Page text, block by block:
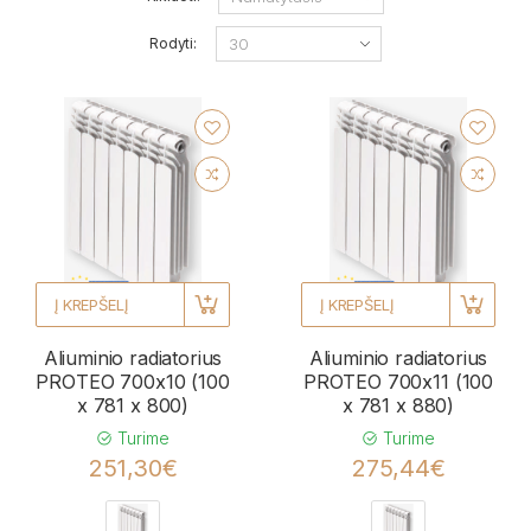
Rodyti:
Į KREPŠELĮ
Aliuminio radiatorius
PROTEO 700x10 (100
x 781 x 800)
Turime
251,30€
Į KREPŠELĮ
Aliuminio radiatorius
PROTEO 700x11 (100
x 781 x 880)
Turime
275,44€